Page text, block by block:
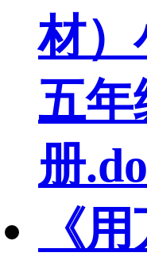
材）
五年
册
《